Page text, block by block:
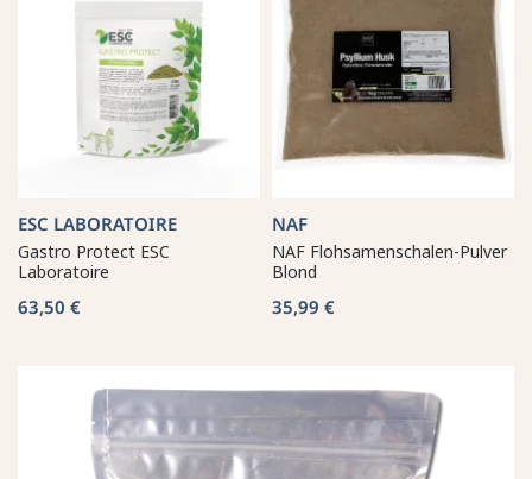
ESC LABORATOIRE
Gastro Protect ESC
Laboratoire
63,50 €
NAF
NAF Flohsamenschalen-Pulver
Blond
35,99 €